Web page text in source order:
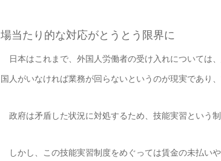
場当たり的な対応がとうとう限界に
日本はこれまで、外国人労働者の受け入れについては
国人がいなければ業務が回らないというのが現実であり
政府は矛盾した状況に対処するため、技能実習という
しかし、この技能実習制度をめぐっては賃金の未払い